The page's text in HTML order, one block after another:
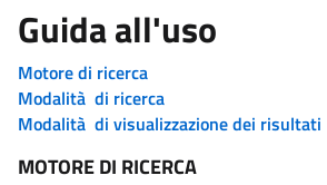
Guida all'uso
Motore di ricerca
Modalità di ricerca
Modalità di visualizzazione dei risultati
MOTORE DI RICERCA